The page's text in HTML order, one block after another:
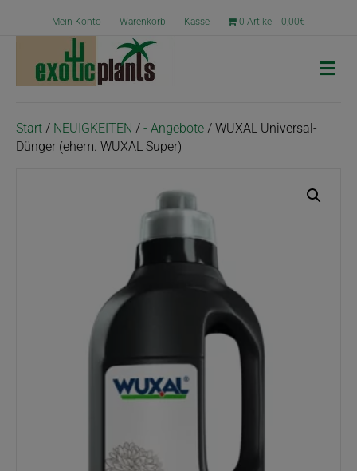
Mein Konto Warenkorb Kasse 0 Artikel 0,00€
N
a
Start / NEUIGKEITEN / - Angebote / WUXAL Universal-
Dünger (ehem. WUXAL Super)